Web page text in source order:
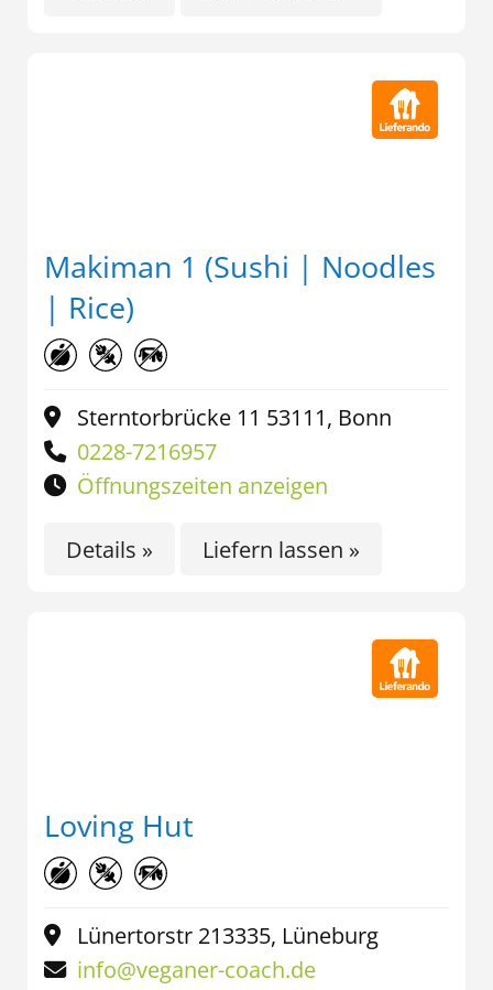
Makiman 1 (Sushi | Noodles
| Rice)
Sterntorbrücke 11 53111, Bonn
0228-7216957
Öffnungszeiten anzeigen
Details » Liefern lassen »
Loving Hut
Lünertorstr 213335, Lüneburg
info@veganer-coach.de